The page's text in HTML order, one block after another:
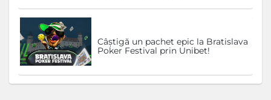
Câștigă un pachet epic la Bratislava
Poker Festival prin Unibet!